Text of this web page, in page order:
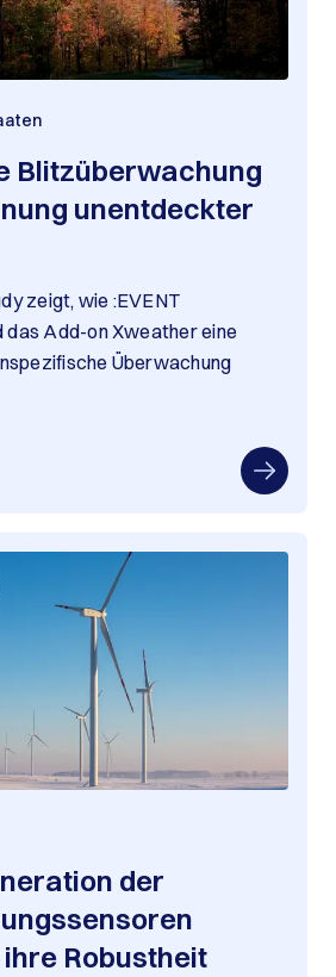
Blitzüberwachung
unentdeckter
zeigt, wie :EVENT
das Add-on Xweather eine
Überwachung
der
Robustheit